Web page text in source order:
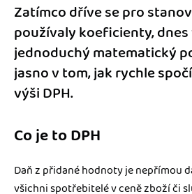
Zatímco dříve se pro
používaly koeficienty,
jednoduchý matematický
jasno v tom, jak rychle
výši DPH.
Co je to DPH
Daň z přidané hodnoty je nepřímou
všichni spotřebitelé v ceně zboží či